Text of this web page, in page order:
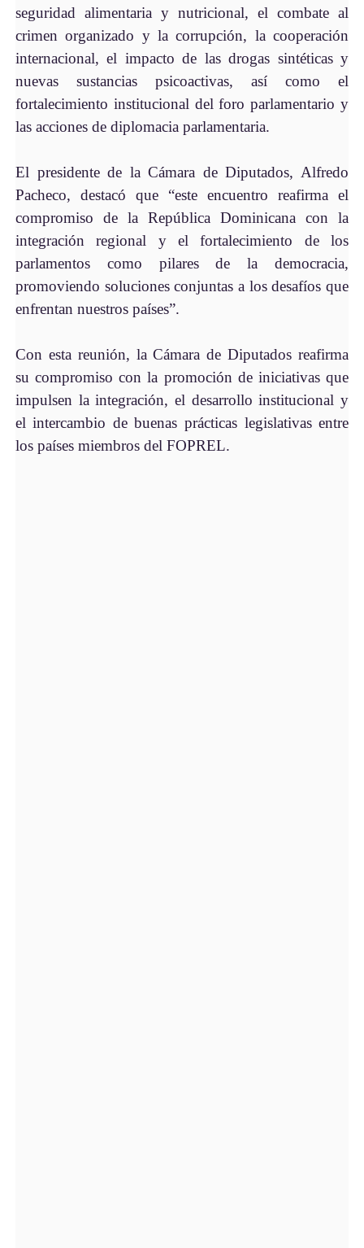
seguridad alimentaria y nutricional, el combate al
crimen organizado y la corrupción, la cooperación
internacional, el impacto de las drogas sintéticas y
nuevas sustancias psicoactivas, así como el
fortalecimiento institucional del foro parlamentario y
las acciones de diplomacia parlamentaria.
El presidente de la Cámara de Diputados, Alfredo
Pacheco, destacó que “este encuentro reafirma el
compromiso de la República Dominicana con la
integración regional y el fortalecimiento de los
parlamentos como pilares de la democracia,
promoviendo soluciones conjuntas a los desafíos que
enfrentan nuestros países”.
Con esta reunión, la Cámara de Diputados reafirma
su compromiso con la promoción de iniciativas que
impulsen la integración, el desarrollo institucional y
el intercambio de buenas prácticas legislativas entre
los países miembros del FOPREL.